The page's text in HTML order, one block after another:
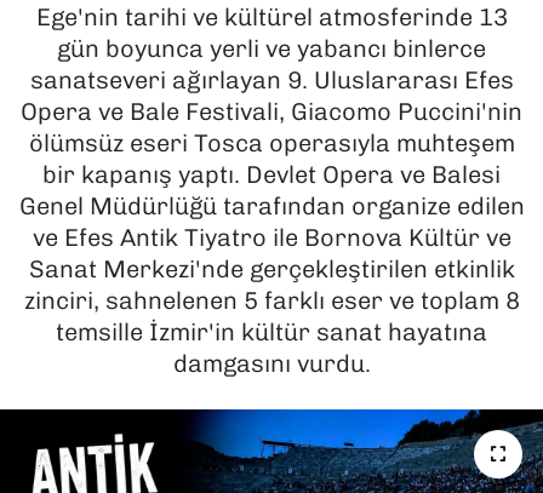
Ege'nin tarihi ve kültürel atmosferinde 13
gün boyunca yerli ve yabancı binlerce
sanatseveri ağırlayan 9. Uluslararası Efes
Opera ve Bale Festivali, Giacomo Puccini'nin
ölümsüz eseri Tosca operasıyla muhteşem
bir kapanış yaptı. Devlet Opera ve Balesi
Genel Müdürlüğü tarafından organize edilen
ve Efes Antik Tiyatro ile Bornova Kültür ve
Sanat Merkezi'nde gerçekleştirilen etkinlik
zinciri, sahnelenen 5 farklı eser ve toplam 8
temsille İzmir'in kültür sanat hayatına
damgasını vurdu.
POLİTİKA
SAĞLIK
SPOR
TEKNOLOJİ
YAŞAM
YEREL YÖNETİMLER